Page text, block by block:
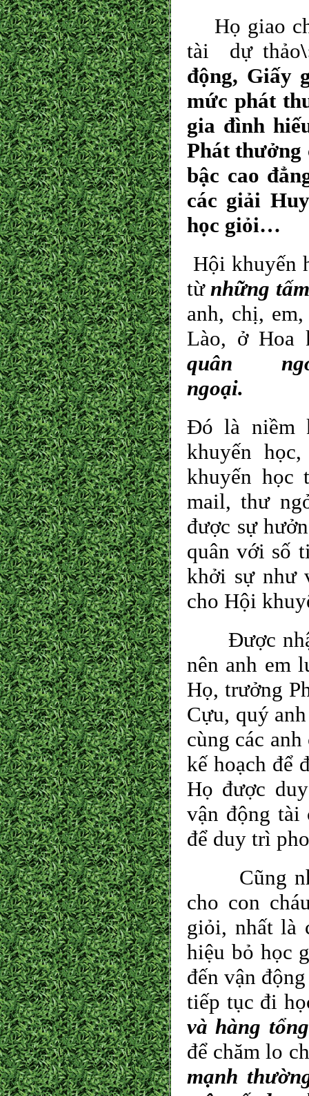
Họ giao
tài dự thảo
động, Giấy
mức phát
gia đình
Phát thưởng
bậc cao
các giải
học giỏi…
Hội khuyến
từnhững
anh, chị,
Lào, ở Hoa
quân
ngoại.
Đó là niềm
khuyến
khuyến học
mail, thư
được sự
quân với số
khởi sự như
cho Hội
Được nhận
nên anh em
Họ, trưởng
Cựu, quý
cùng các
kế hoạch để
Họ được
vận động tài
để duy trì
Cũng nhờ
cho con
giỏi, nhất là
hiệu bỏ học
đến vận
tiếp tục đi
và hàng
để chăm lo
mạnh